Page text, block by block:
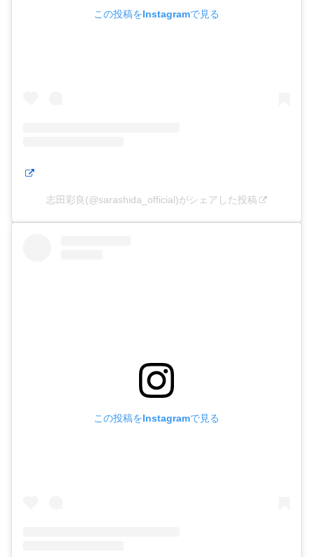
この投稿をInstagramで見る
志田彩良(@sarashida_official)がシェアした投稿
この投稿をInstagramで見る